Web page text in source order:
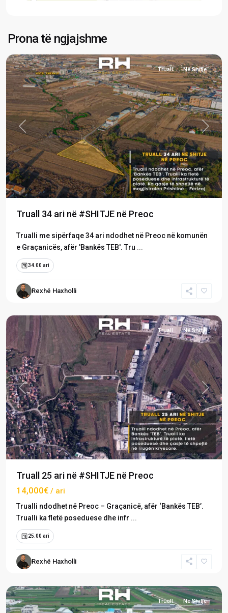
Prona të ngjajshme
Graçanicë
Previous Next
Truall Në Shitje
Truall 34 ari në #SHITJE në Preoc
Trualli me sipërfaqe 34 ari ndodhet në Preoc në komunën
e Graçanicës, afër 'Bankës TEB'. Tru ...
34.00 ari
Rexhë Haxholli
Preoc,
Previous Next
Truall Në Shitje
Truall 25 ari në #SHITJE në Preoc
14,000€ / ari
Trualli ndodhet në Preoc – Graçanicë, afër ‘Bankës TEB’.
Trualli ka fletë poseduese dhe infr ...
25.00 ari
Rexhë Haxholli
Preoc,
Truall Në Shitje